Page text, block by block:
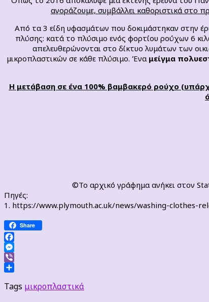
αγοράζουμε, συμβάλλει καθοριστικά στο
Από τα 3 είδη υφασμάτων που δοκιμάστηκαν στην
πλύσης: κατά το πλύσιμο ενός φορτίου ρούχων 6
απελευθερώνονται στο δίκτυο λυμάτων των
μικροπλαστικών σε κάθε πλύσιμο. Ένα μείγμα
Η μετάβαση σε ένα 100% βαμβακερό ρούχο
©Το αρχικό γράφημα ανήκει στον
Πηγές:
1. https://www.plymouth.ac.uk/news/washing-clothes-
Share
Facebook
Messenger
Viber
Tags μικροπλαστικά